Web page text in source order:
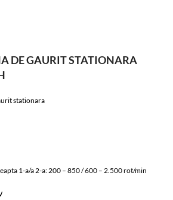
DE GAURIT STATIONARA
stationara
1-a/a 2-a: 200 – 850 / 600 – 2.500 rot/min